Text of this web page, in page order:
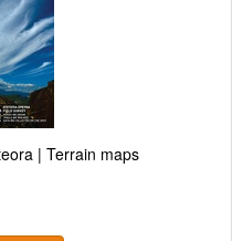
| Terrain maps